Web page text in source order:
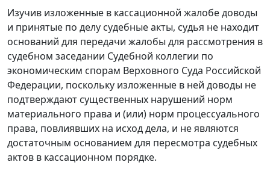
Изучив изложенные в кассационной жалобе доводы
и принятые по делу судебные акты, судья не находит
оснований для передачи жалобы для рассмотрения в
судебном заседании Судебной коллегии по
экономическим спорам Верховного Суда Российской
Федерации, поскольку изложенные в ней доводы не
подтверждают существенных нарушений норм
материального права и (или) норм процессуального
права, повлиявших на исход дела, и не являются
достаточным основанием для пересмотра судебных
актов в кассационном порядке.